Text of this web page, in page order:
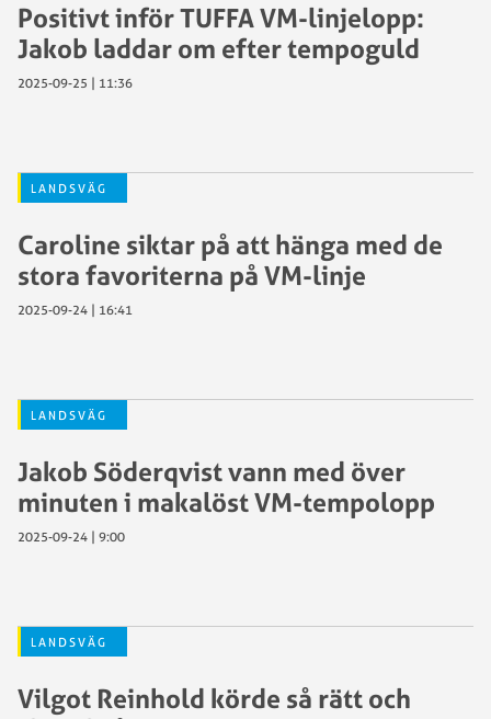
Positivt inför TUFFA VM-linjelopp:
Jakob laddar om efter tempoguld
2025-09-25 | 11:36
LANDSVÄG
Caroline siktar på att hänga med de
stora favoriterna på VM-linje
2025-09-24 | 16:41
LANDSVÄG
Jakob Söderqvist vann med över
minuten i makalöst VM-tempolopp
2025-09-24 | 9:00
LANDSVÄG
Vilgot Reinhold körde så rätt och